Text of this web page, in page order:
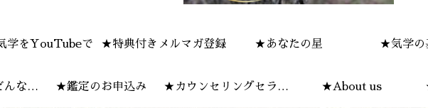
学をYouTubeで ★特典付きメルマガ登録 ★あなたの星 ★気学の
んな感 ★鑑定のお申込み ★カウンセリングセラピ ★About us